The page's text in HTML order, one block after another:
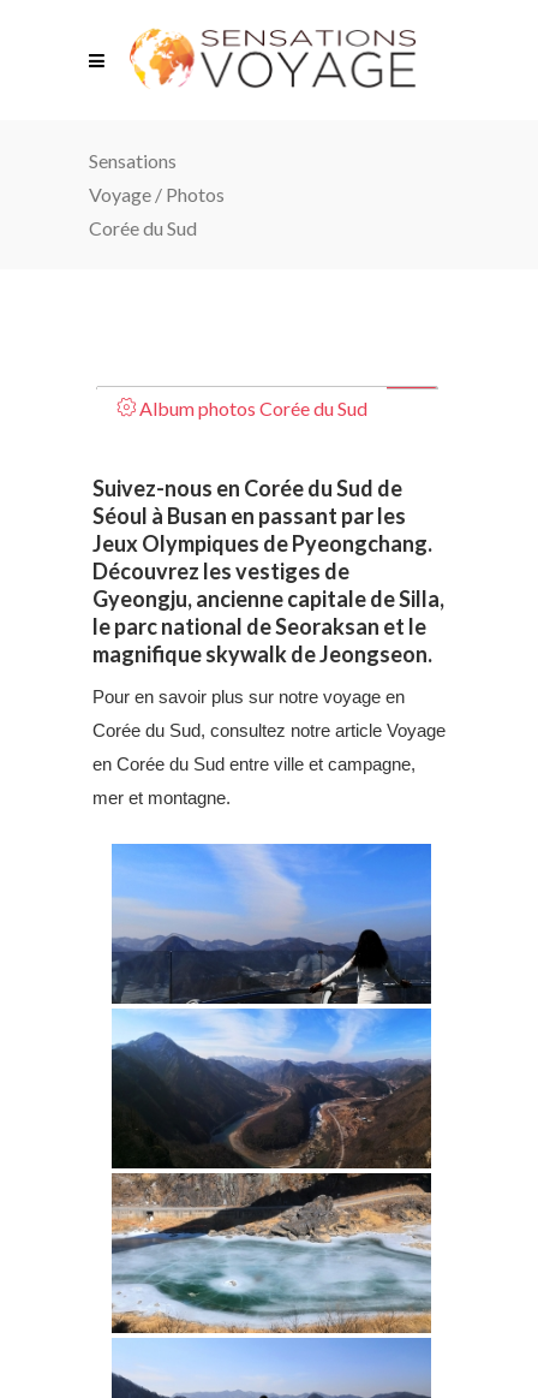
Sensations
Voyage / Photos
Corée du Sud
Album photos Corée du Sud
Suivez-nous en Corée du Sud de
Séoul à Busan en passant par les
Jeux Olympiques de Pyeongchang.
Découvrez les vestiges de
Gyeongju, ancienne capitale de Silla,
le parc national de Seoraksan et le
magnifique skywalk de Jeongseon.
Pour en savoir plus sur notre voyage en
Corée du Sud, consultez notre article Voyage
en Corée du Sud entre ville et campagne,
mer et montagne.